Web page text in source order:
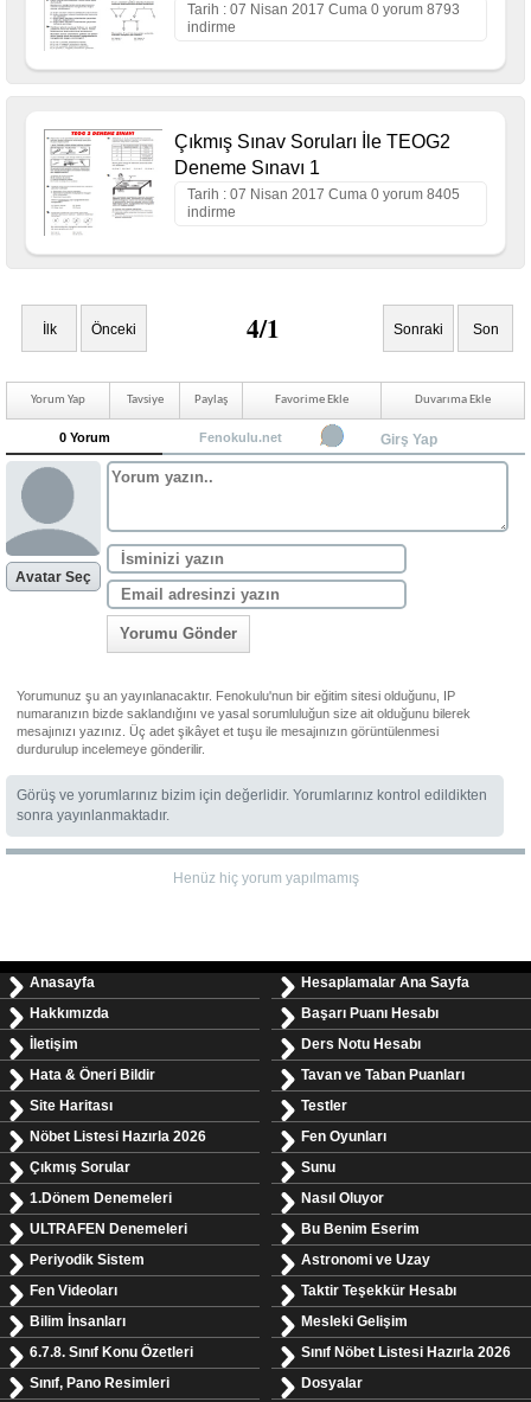
Tarih : 07 Nisan 2017 Cuma 0 yorum 8793
indirme
Çıkmış Sınav Soruları İle TEOG2
Deneme Sınavı 1
Tarih : 07 Nisan 2017 Cuma 0 yorum 8405
indirme
İlk Önceki 4/1 Sonraki Son
Yorum Yap Tavsiye Paylaş Favorime Ekle Duvarıma Ekle
0 Yorum Fenokulu.net Girş Yap
Avatar Seç
Yorumu Gönder
Yorumunuz şu an yayınlanacaktır. Fenokulu'nun bir eğitim sitesi olduğunu, IP
numaranızın bizde saklandığını ve yasal sorumluluğun size ait olduğunu bilerek
mesajınızı yazınız. Üç adet şikâyet et tuşu ile mesajınızın görüntülenmesi
durdurulup incelemeye gönderilir.
Görüş ve yorumlarınız bizim için değerlidir. Yorumlarınız kontrol edildikten
sonra yayınlanmaktadır.
Henüz hiç yorum yapılmamış
Anasayfa
Hakkımızda
İletişim
Hata & Öneri Bildir
Site Haritası
Nöbet Listesi Hazırla 2026
Çıkmış Sorular
1.Dönem Denemeleri
ULTRAFEN Denemeleri
Periyodik Sistem
Fen Videoları
Bilim İnsanları
6.7.8. Sınıf Konu Özetleri
Sınıf, Pano Resimleri
Hesaplamalar Ana Sayfa
Başarı Puanı Hesabı
Ders Notu Hesabı
Tavan ve Taban Puanları
Testler
Fen Oyunları
Sunu
Nasıl Oluyor
Bu Benim Eserim
Astronomi ve Uzay
Taktir Teşekkür Hesabı
Mesleki Gelişim
Sınıf Nöbet Listesi Hazırla 2026
Dosyalar